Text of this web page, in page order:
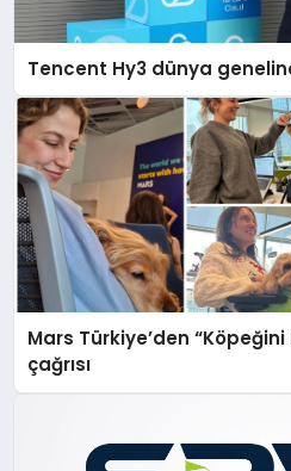
Tencent Hy3 dünya
Mars Türkiye’den
çağrısı